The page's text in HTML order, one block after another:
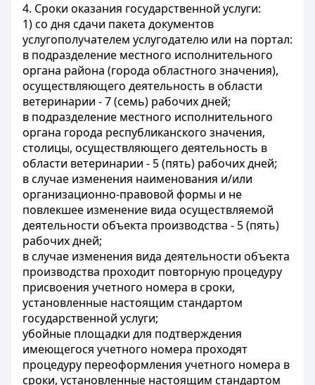
4. Сроки оказания государственной услуги:
1) со дня сдачи пакета документов
услугополучателем услугодателю или на портал:
в подразделение местного исполнительного
органа района (города областного значения),
осуществляющего деятельность в области
ветеринарии - 7 (семь) рабочих дней;
в подразделение местного исполнительного
органа города республиканского значения,
столицы, осуществляющего деятельность в
области ветеринарии - 5 (пять) рабочих дней;
в случае изменения наименования и/или
организационно-правовой формы и не
повлекшее изменение вида осуществляемой
деятельности объекта производства - 5 (пять)
рабочих дней;
в случае изменения вида деятельности объекта
производства проходит повторную процедуру
присвоения учетного номера в сроки,
установленные настоящим стандартом
государственной услуги;
убойные площадки для подтверждения
имеющегося учетного номера проходят
процедуру переоформления учетного номера в
сроки, установленные настоящим стандартом